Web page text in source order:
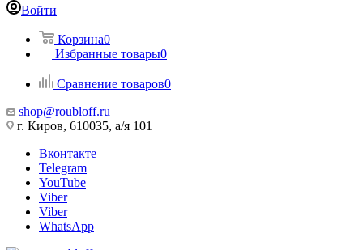
Войти
Корзина0
Избранные товары0
Сравнение товаров0
shop@roubloff.ru
г. Киров, 610035, а/я 101
Вконтакте
Telegram
YouTube
Viber
Viber
WhatsApp